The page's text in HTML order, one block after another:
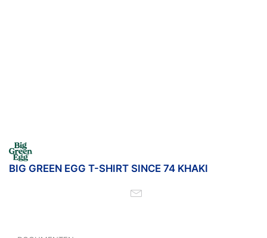
BIG GREEN EGG T-SHIRT SINCE 74 KHAKI